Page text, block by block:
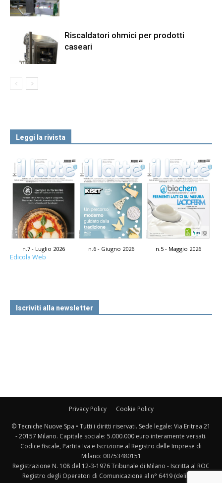
Riscaldatori ohmici per prodotti
caseari
Leggi la rivista
n.7 - Luglio 2026 n.6 - Giugno 2026 n.5 - Maggio 2026
Edicola Web
Iscriviti alla newsletter
Privacy Policy Cookie Policy
© Tecniche Nuove Spa • Tutti i diritti riservati. Sede legale: Via Eritrea 21
- 20157 Milano. Capitale sociale: 5.000.000 euro interamente versati.
Codice fiscale, Partita Iva e Iscrizione al Registro delle Imprese di
Milano: 00753480151
Registrazione N. 108 del 12-3-1976 Tribunale di Milano - Iscritta al ROC
Registro degli Operatori di Comunicazione al n° 6419 (delibera